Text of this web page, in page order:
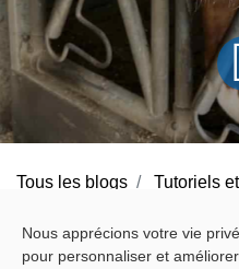
Tous les blogs Tutoriels
At Sveaverken, we understand
optimizing your operations
Nous apprécions votre vie
pour personnaliser et